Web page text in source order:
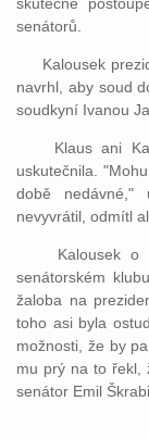
senátorů.
Kalousek
navrhl, aby soud
soudkyní Ivanou
Klaus ani
uskutečnila.
době nedávné,"
nevyvrátil, odmítl
Kalousek o
senátorském
žaloba na
toho asi byla
možnosti, že by
mu prý na to řekl,
senátor Emil